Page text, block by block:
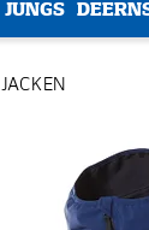
JUNGS
JACKEN